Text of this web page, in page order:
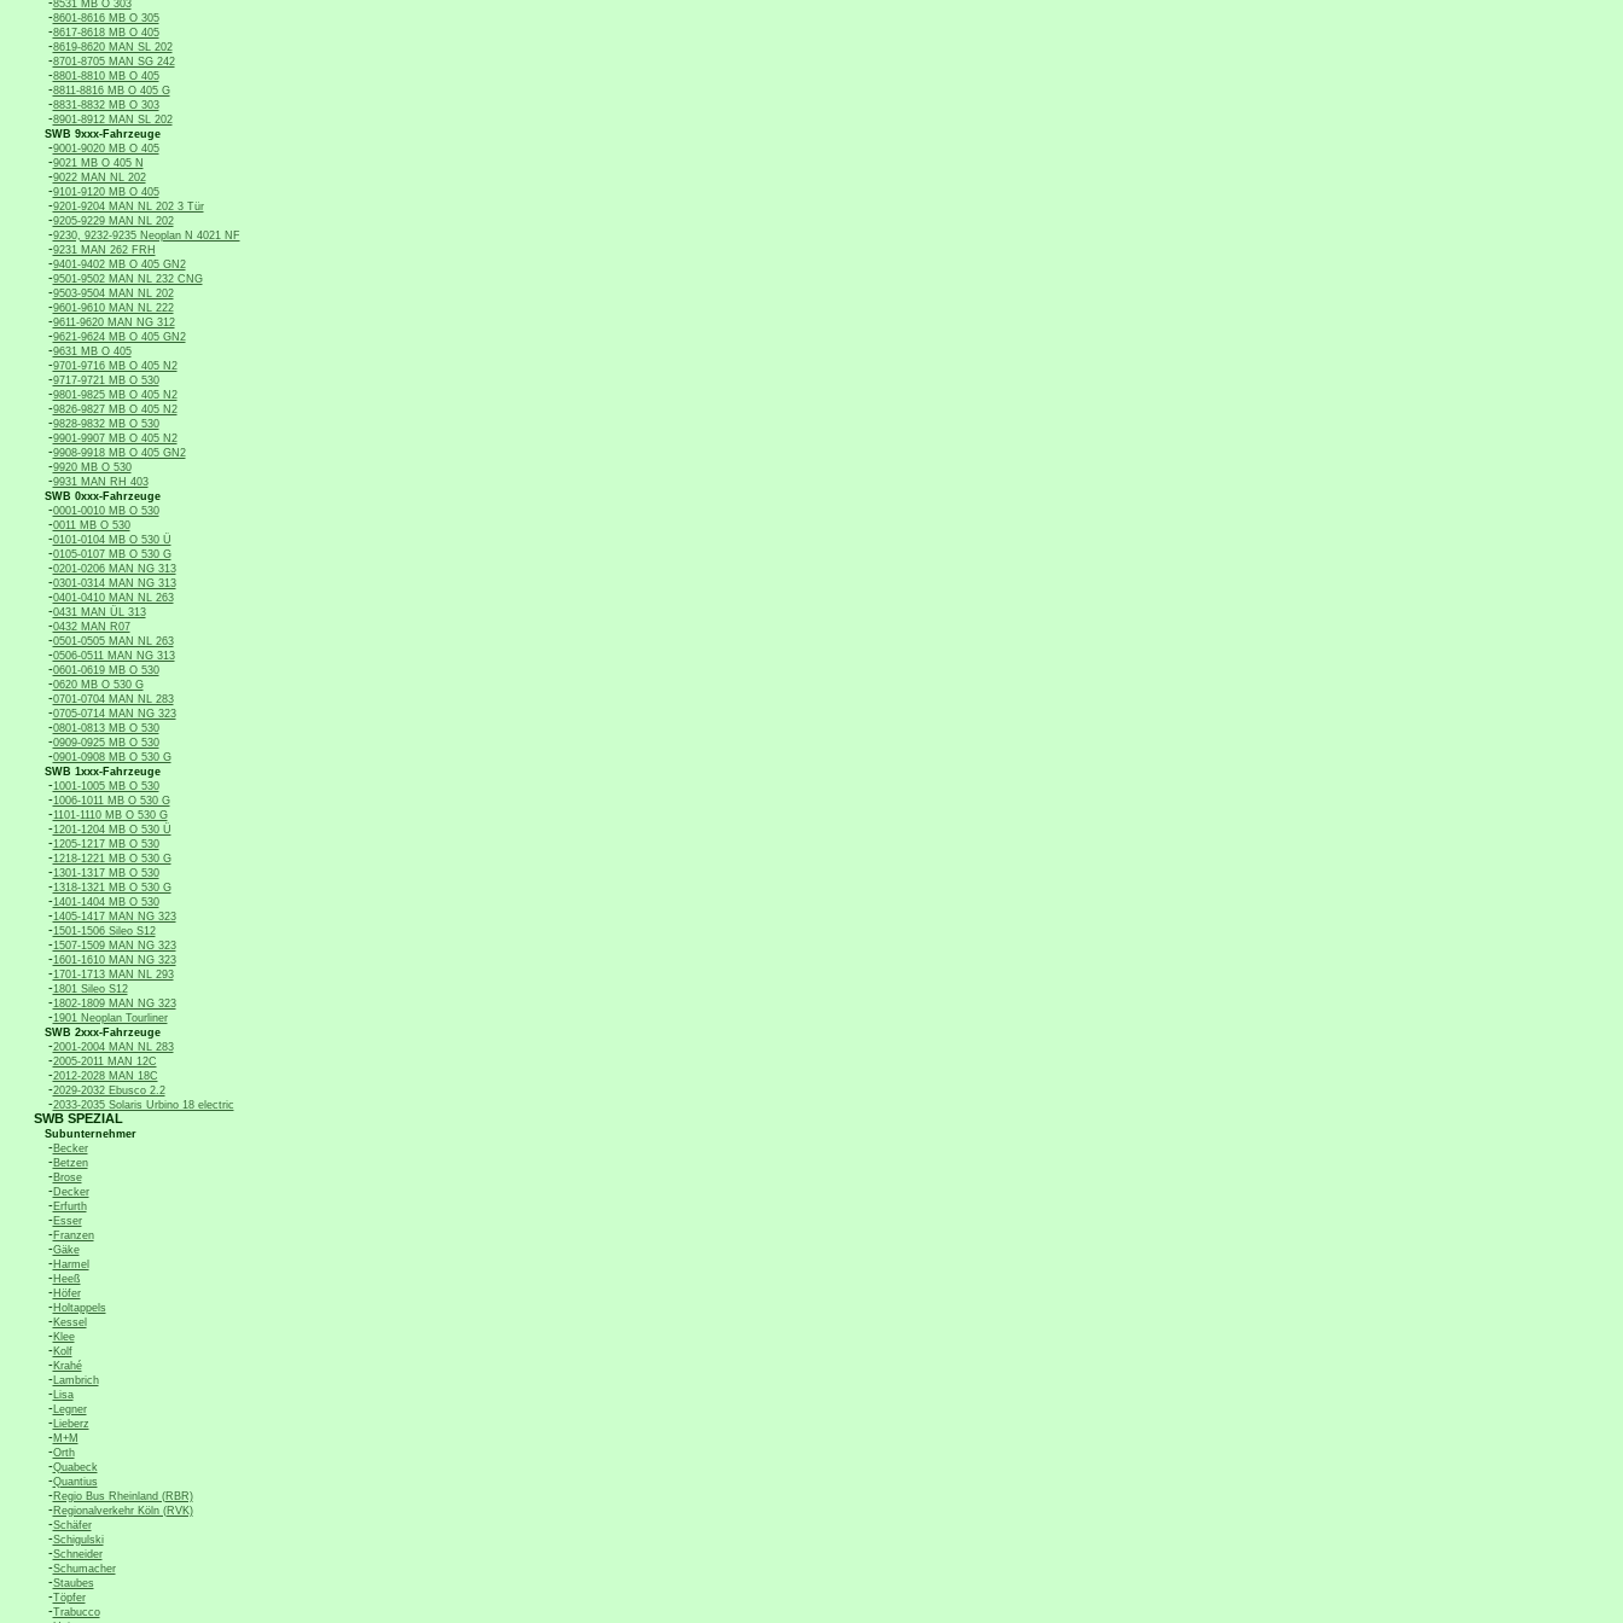
8531 MB O 303
-8601-8616 MB O 305
-8617-8618 MB O 405
-8619-8620 MAN SL 202
-8701-8705 MAN SG 242
-8801-8810 MB O 405
-8811-8816 MB O 405 G
-8831-8832 MB O 303
-8901-8912 MAN SL 202
SWB 9xxx-Fahrzeuge
-9001-9020 MB O 405
-9021 MB O 405 N
-9022 MAN NL 202
-9101-9120 MB O 405
-9201-9204 MAN NL 202 3 Tür
-9205-9229 MAN NL 202
-9230, 9232-9235 Neoplan N 4021 NF
-9231 MAN 262 FRH
-9401-9402 MB O 405 GN2
-9501-9502 MAN NL 232 CNG
-9503-9504 MAN NL 202
-9601-9610 MAN NL 222
-9611-9620 MAN NG 312
-9621-9624 MB O 405 GN2
-9631 MB O 405
-9701-9716 MB O 405 N2
-9717-9721 MB O 530
-9801-9825 MB O 405 N2
-9826-9827 MB O 405 N2
-9828-9832 MB O 530
-9901-9907 MB O 405 N2
-9908-9918 MB O 405 GN2
-9920 MB O 530
-9931 MAN RH 403
SWB 0xxx-Fahrzeuge
-0001-0010 MB O 530
-0011 MB O 530
-0101-0104 MB O 530 Ü
-0105-0107 MB O 530 G
-0201-0206 MAN NG 313
-0301-0314 MAN NG 313
-0401-0410 MAN NL 263
-0431 MAN ÜL 313
-0432 MAN R07
-0501-0505 MAN NL 263
-0506-0511 MAN NG 313
-0601-0619 MB O 530
-0620 MB O 530 G
-0701-0704 MAN NL 283
-0705-0714 MAN NG 323
-0801-0813 MB O 530
-0909-0925 MB O 530
-0901-0908 MB O 530 G
SWB 1xxx-Fahrzeuge
-1001-1005 MB O 530
-1006-1011 MB O 530 G
-1101-1110 MB O 530 G
-1201-1204 MB O 530 Ü
-1205-1217 MB O 530
-1218-1221 MB O 530 G
-1301-1317 MB O 530
-1318-1321 MB O 530 G
-1401-1404 MB O 530
-1405-1417 MAN NG 323
-1501-1506 Sileo S12
-1507-1509 MAN NG 323
-1601-1610 MAN NG 323
-1701-1713 MAN NL 293
-1801 Sileo S12
-1802-1809 MAN NG 323
-1901 Neoplan Tourliner
SWB 2xxx-Fahrzeuge
-2001-2004 MAN NL 283
-2005-2011 MAN 12C
-2012-2028 MAN 18C
-2029-2032 Ebusco 2.2
-2033-2035 Solaris Urbino 18 electric
SWB SPEZIAL
Subunternehmer
-Becker
-Betzen
-Brose
-Decker
-Erfurth
-Esser
-Franzen
-Gäke
-Harmel
-Heeß
-Höfer
-Holtappels
-Kessel
-Klee
-Kolf
-Krahé
-Lambrich
-Lisa
-Legner
-Lieberz
-M+M
-Orth
-Quabeck
-Quantius
-Regio Bus Rheinland (RBR)
-Regionalverkehr Köln (RVK)
-Schäfer
-Schigulski
-Schneider
-Schumacher
-Staubes
-Töpfer
-Trabucco